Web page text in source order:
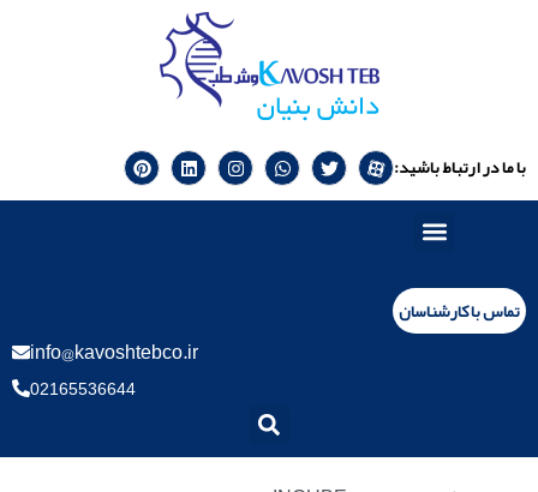
با ما در ارتباط باشید:
تماس با کارشناسان
info@kavoshtebco.ir
02165536644